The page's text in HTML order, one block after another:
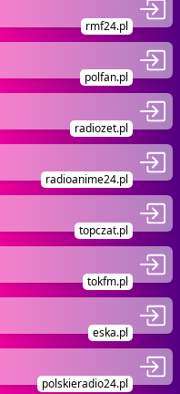
rmf24.pl
polfan.pl
radiozet.pl
radioanime24.pl
topczat.pl
tokfm.pl
eska.pl
polskieradio24.pl